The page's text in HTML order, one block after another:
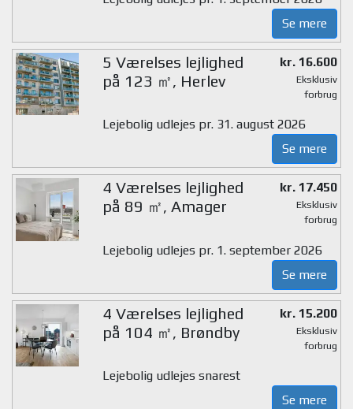
Se mere
5 Værelses lejlighed
på 123 ㎡, Herlev
kr. 16.600
Eksklusiv
forbrug
Lejebolig udlejes pr. 31. august 2026
Se mere
4 Værelses lejlighed
på 89 ㎡, Amager
kr. 17.450
Eksklusiv
forbrug
Lejebolig udlejes pr. 1. september 2026
Se mere
4 Værelses lejlighed
på 104 ㎡, Brøndby
kr. 15.200
Eksklusiv
forbrug
Lejebolig udlejes snarest
Se mere